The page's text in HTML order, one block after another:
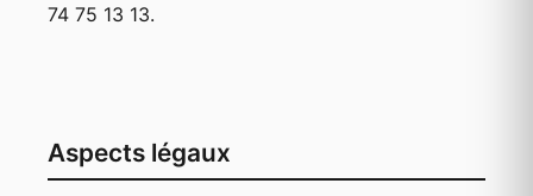
74 75 13 13.
Aspects légaux